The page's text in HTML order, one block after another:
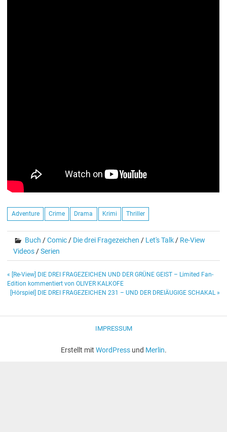
Adventure Crime Drama Krimi Thriller
Buch /Comic/ Die drei Fragezeichen / Let's Talk/ Re-View
Videos/Serien
Beitragsnavigation
« [Re-View] DIE DREI FRAGEZEICHEN UND DER GRÜNE GEIST – Limited Fan-
Edition kommentiert von OLIVER KALKOFE
[Hörspiel] DIE DREI FRAGEZEICHEN 231 – UND DER DREIÄUGIGE SCHAKAL »
IMPRESSUM
Erstellt mit WordPressund Merlin.